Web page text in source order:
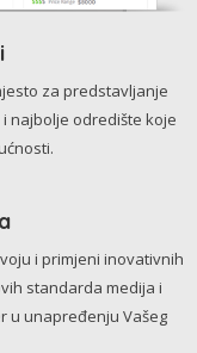
za predstavljanje
najbolje odredište koje
i primjeni inovativnih
standarda medija i
u unapređenju Vašeg